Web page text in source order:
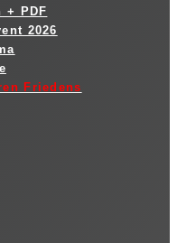
+ PDF
2026
Friedens